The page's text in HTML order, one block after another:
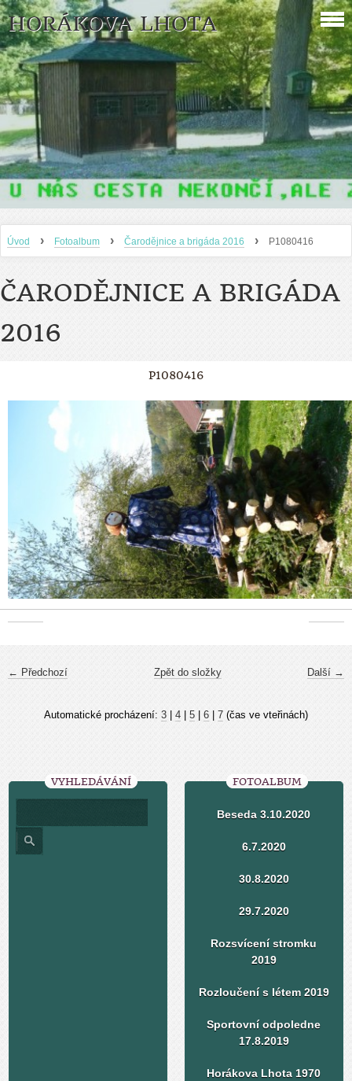
HORÁKOVA LHOTA
Úvod › Fotoalbum › Čarodějnice a brigáda 2016 › P1080416
ČARODĚJNICE A BRIGÁDA
2016
P1080416
← Předchozí Další →
Zpět do složky
Automatické procházení: 3 4 5 6 7 (čas ve vteřinách)
VYHLEDÁVÁNÍ FOTOALBUM
Beseda 3.10.2020
6.7.2020
30.8.2020
29.7.2020
Rozsvícení stromku
2019
Rozloučení s létem 2019
Sportovní odpoledne
17.8.2019
Horákova Lhota 1970